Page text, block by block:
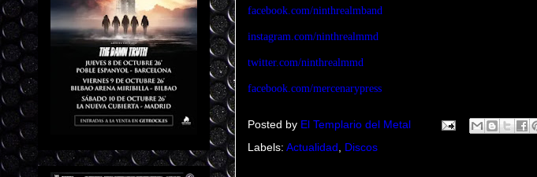
facebook.com/ninthrealmband
instagram.com/ninthrealmmd
twitter.com/ninthrealmmd
facebook.com/mercenarypress
Posted by El Templario del Metal
Labels: Actualidad Discos